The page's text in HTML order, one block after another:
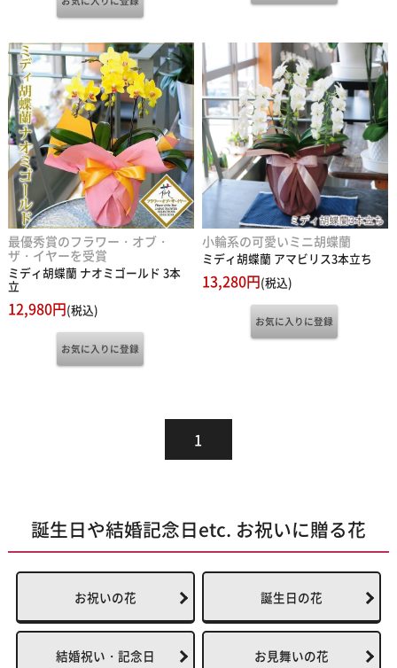
最優秀賞のフラワー・オブ・
ザ・イヤーを受賞
ミディ胡蝶蘭 ナオミゴールド 3本
立
12,980円(税込)
小輪系の可愛いミニ胡蝶蘭
ミディ胡蝶蘭 アマビリス3本立ち
13,280円(税込)
1
誕生日や結婚記念日etc. お祝いに贈る花
お祝いの花 誕生日の花
結婚祝い・記念日 お見舞いの花